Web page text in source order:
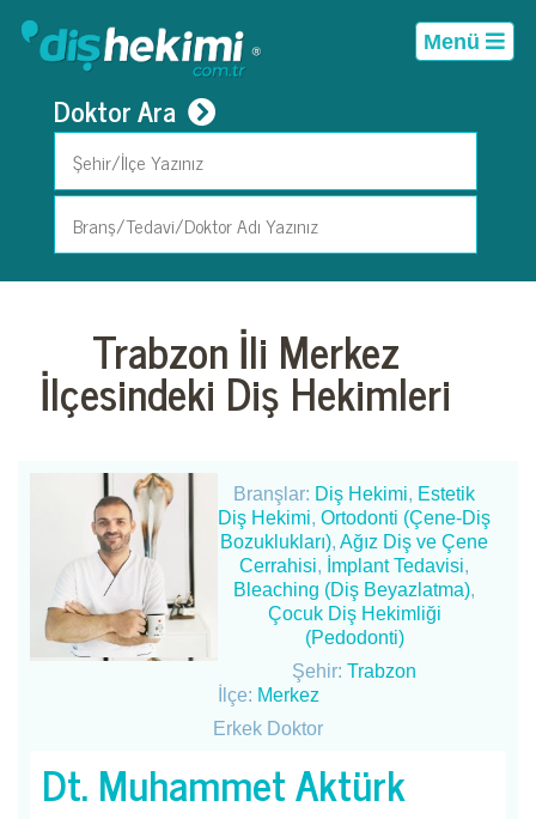
Menü
Doktor Ara
Trabzon İli Merkez
İlçesindeki Diş Hekimleri
Branşlar: Diş Hekimi, Estetik
Diş Hekimi,Ortodonti (Çene-Diş
Bozuklukları),Ağız Diş ve Çene
Cerrahisi, İmplant Tedavisi,
Bleaching (Diş Beyazlatma),
Çocuk Diş Hekimliği
(Pedodonti)
Şehir:Trabzon
İlçe: Merkez
Erkek Doktor
Dt. Muhammet Aktürk